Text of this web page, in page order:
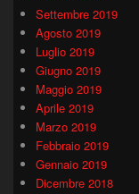
Settembre 2019
Agosto 2019
Luglio 2019
Giugno 2019
Maggio 2019
Aprile 2019
Marzo 2019
Febbraio 2019
Gennaio 2019
Dicembre 2018